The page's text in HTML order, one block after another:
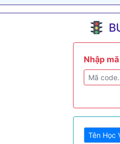
Nhập
Tên Học